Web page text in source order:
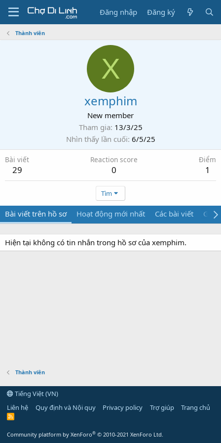
Đăng nhập Đăng ký
Thành viên
X
xemphim
New member
Tham gia 13/3/25
Nhìn thấy lần cuối 6/5/25
Bài viết
29
Reaction score
0
Điểm
1
Tìm
Bài viết trên hồ sơ Hoạt động mới nhất Các bài viết Giới
Hiện tại không có tin nhắn trong hồ sơ của xemphim.
Thành viên
Tiếng Việt (VN)
Liên hệ
Quy định và Nội quy Privacy policy Trợ giúp Trang chủ
R
Community platform by XenForo® © 2010-2021 XenForo Ltd.